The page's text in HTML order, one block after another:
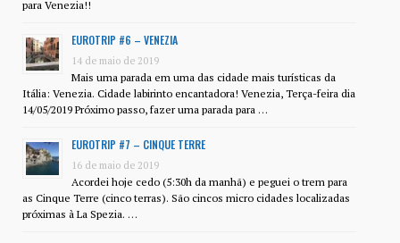
para Venezia!!
EUROTRIP #6 – VENEZIA
14 de maio de 2019
Mais uma parada em uma das cidade mais turísticas da
Itália: Venezia. Cidade labirinto encantadora! Venezia, Terça-feira dia
14/05/2019 Próximo passo, fazer uma parada para …
EUROTRIP #7 – CINQUE TERRE
16 de maio de 2019
Acordei hoje cedo (5:30h da manhã) e peguei o trem para
as Cinque Terre (cinco terras). São cincos micro cidades localizadas
próximas à La Spezia. …